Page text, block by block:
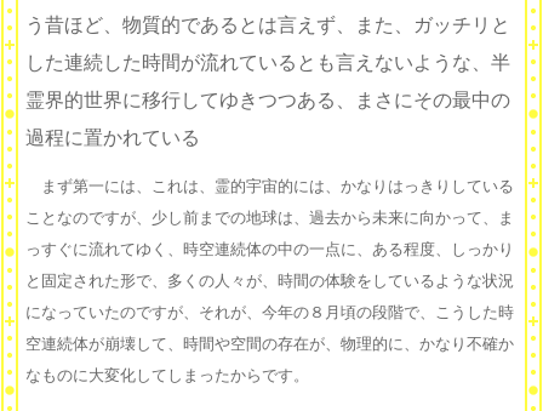
う昔ほど、物質的であるとは言えず、また、ガッチリと
した連続した時間が流れているとも言えないような、半
霊界的世界に移行してゆきつつある、まさにその最中の
過程に置かれている
まず第一には、これは、霊的宇宙的には、かなりはっきりしている
ことなのですが、少し前までの地球は、過去から未来に向かって、ま
っすぐに流れてゆく、時空連続体の中の一点に、ある程度、しっかり
と固定された形で、多くの人々が、時間の体験をしているような状況
になっていたのですが、それが、今年の８月頃の段階で、こうした時
空連続体が崩壊して、時間や空間の存在が、物理的に、かなり不確か
なものに大変化してしまったからです。